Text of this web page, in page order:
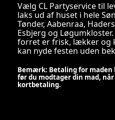
Vælg CL Partyservice til
laks ud af huset i hele
Tønder, Aabenraa,
Esbjerg og
forret er frisk, lækker og
kan nyde festen uden
Bemærk: Betaling for
før du modtager din mad,
kortbetaling.